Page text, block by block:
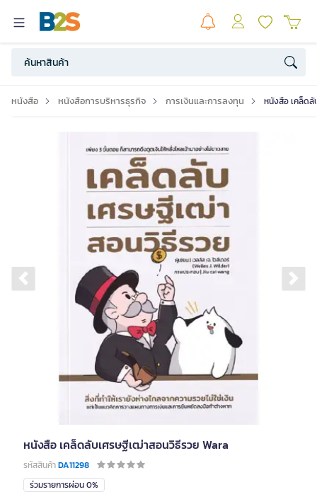
หนังสือ หนังสือการบริหารธุรกิจ การเงินและการลงทุน หนังสือ เคล็ดลั
Previous slide
หนังสือ เคล็ดลับเศรษฐีเฒ่าสอนวิธีรวย Wara
รหัสสินค้าDA11298
ร่วมรายการผ่อน 0%